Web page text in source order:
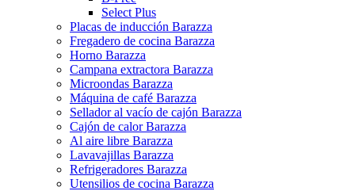
Select Plus
Placas de inducción Barazza
Fregadero de cocina Barazza
Horno Barazza
Campana extractora Barazza
Microondas Barazza
Máquina de café Barazza
Sellador al vacío de cajón Barazza
Cajón de calor Barazza
Al aire libre Barazza
Lavavajillas Barazza
Refrigeradores Barazza
Utensilios de cocina Barazza